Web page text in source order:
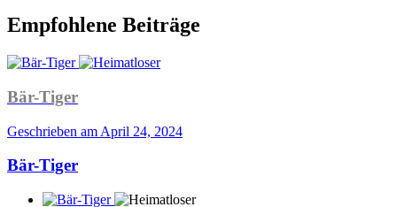
Empfohlene Beiträge
Bär-Tiger
Geschrieben am April 24, 2024
Bär-Tiger